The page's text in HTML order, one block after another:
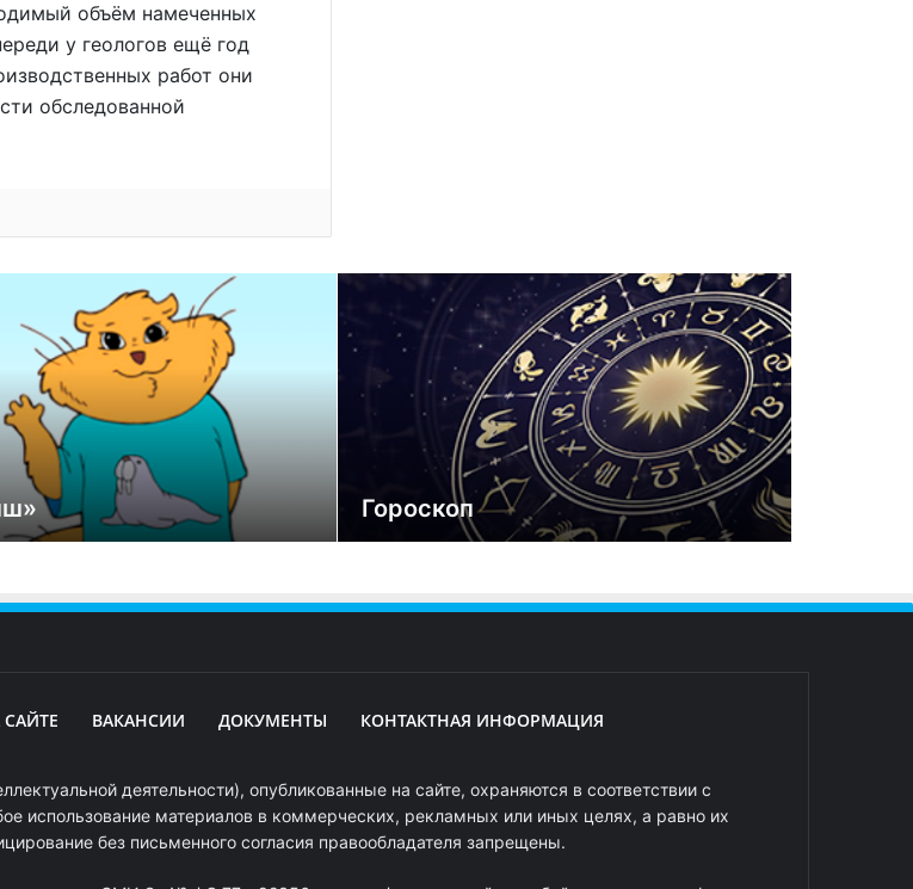
объём намеченных
у геологов ещё год
работ они
обследованной
Гороскоп
ВАКАНСИИ ДОКУМЕНТЫ КОНТАКТНАЯ ИНФОРМАЦИЯ
деятельности), опубликованные на сайте, охраняются в соответствии с
использование материалов в коммерческих, рекламных или иных целях, а равно их
без письменного согласия правообладателя запрещены.